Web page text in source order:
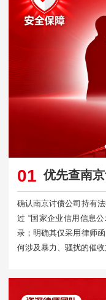
01 优先查南
确认南京讨债公司持有
过 “国家企业信用信息
录；明确其仅采用律师
何涉及暴力、骚扰的催收